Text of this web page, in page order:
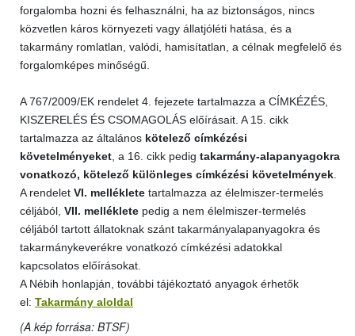
forgalomba hozni és felhasználni, ha az biztonságos, nincs
közvetlen káros környezeti vagy állatjóléti hatása, és a
takarmány romlatlan, valódi, hamisítatlan, a célnak megfelelő és
forgalomképes minőségű.
A 767/2009/EK rendelet 4. fejezete tartalmazza a CÍMKÉZÉS,
KISZERELÉS ÉS CSOMAGOLÁS előírásait. A 15. cikk
tartalmazza az általános kötelező címkézési
követelményeket, a 16. cikk pedig takarmány-alapanyagokra
vonatkozó, kötelező különleges címkézési követelmények.
A rendelet VI. melléklete tartalmazza az élelmiszer-termelés
céljából, VII. melléklete pedig a nem élelmiszer-termelés
céljából tartott állatoknak szánt takarmányalapanyagokra és
takarmánykeverékre vonatkozó címkézési adatokkal
kapcsolatos előírásokat.
A Nébih honlapján, további tájékoztató anyagok érhetők
el: Takarmány aloldal
(A kép forrása: BTSF)